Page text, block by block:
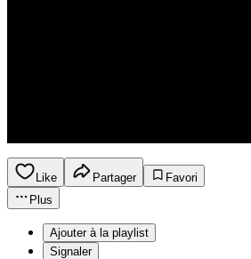
Like Partager
Favori
Plus
Ajouter à la playlist
Signaler